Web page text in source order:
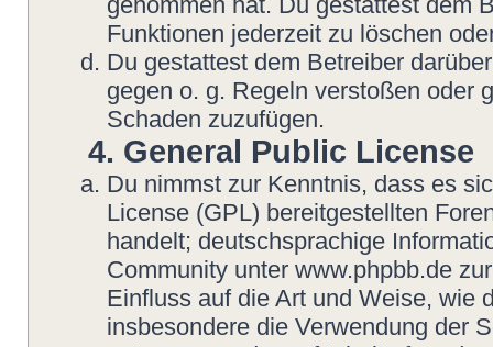
Funktionen jederzeit zu löschen
Du gestattest dem Betreiber
gegen o. g. Regeln verstoßen oder
Schaden zuzufügen.
4. General Public License
Du nimmst zur Kenntnis, dass es
License (GPL) bereitgestellten
handelt; deutschsprachige
Community unter www.phpbb.de
Einfluss auf die Art und Weise, wie
insbesondere die Verwendung der